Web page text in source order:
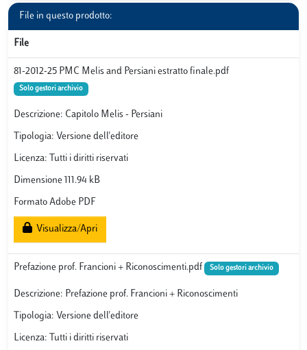
File in questo prodotto:
File
81-2012-25 PMC Melis and Persiani estratto finale.pdf
Solo gestori archivio
Descrizione: Capitolo Melis - Persiani
Tipologia: Versione dell'editore
Licenza: Tutti i diritti riservati
Dimensione 111.94 kB
Formato Adobe PDF
Visualizza/Apri
Prefazione prof. Francioni + Riconoscimenti.pdf Solo gestori archivio
Descrizione: Prefazione prof. Francioni + Riconoscimenti
Tipologia: Versione dell'editore
Licenza: Tutti i diritti riservati